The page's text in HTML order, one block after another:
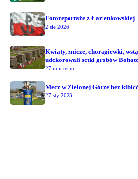
Fotoreportaże z Łazienkowskiej
2 sie 2026
Kwiaty, znicze, chorągiewki,
udekorowali setki grobów
27 min temu
Mecz w Zielonej Górze bez
27 sty 2023